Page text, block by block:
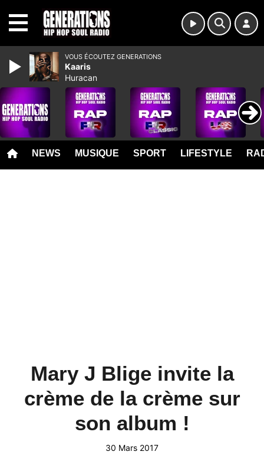
NEWS MUSIQUE SPORT LIFESTYLE
Mary J Blige invite la
crème de la crème sur
son album !
30 Mars 2017
VOUS ÉCOUTEZ GENERATIONS
Kaaris
Huracan